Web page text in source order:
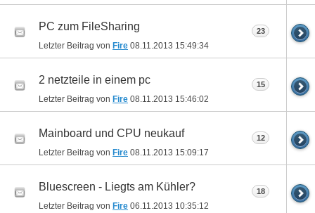
PC zum FileSharing
Letzter Beitrag von Fire 08.11.2013 15:49:34
23
2 netzteile in einem pc
Letzter Beitrag von Fire 08.11.2013 15:46:02
15
Mainboard und CPU neukauf
Letzter Beitrag von Fire 08.11.2013 15:09:17
12
Bluescreen - Liegts am Kühler?
Letzter Beitrag von Fire 06.11.2013 10:35:12
18